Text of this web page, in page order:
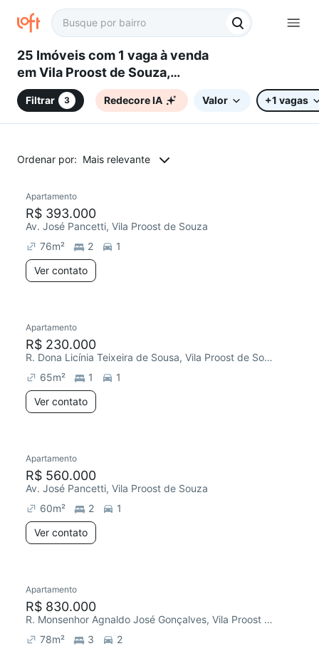
25 Imóveis com 1 vaga à venda
em Vila Proost de Souza,
Campinas, SP
Filtrar 3 Redecore IA Valor +1 vagas
Ordenar por: Mais relevante
Redecorar
Apartamento
R$ 393.000
Av. José Pancetti, Vila Proost de Souza
76m² 2
1
Ver contato
Redecorar
Apartamento
R$ 230.000
R. Dona Licínia Teixeira de Sousa, Vila Proost de Souza
65m² 1
1
Ver contato
Apartamento
R$ 560.000
Av. José Pancetti, Vila Proost de Souza
60m² 2
1
Ver contato
Redecorar
Apartamento
R$ 830.000
R. Monsenhor Agnaldo José Gonçalves, Vila Proost de Souza
78m² 3
2